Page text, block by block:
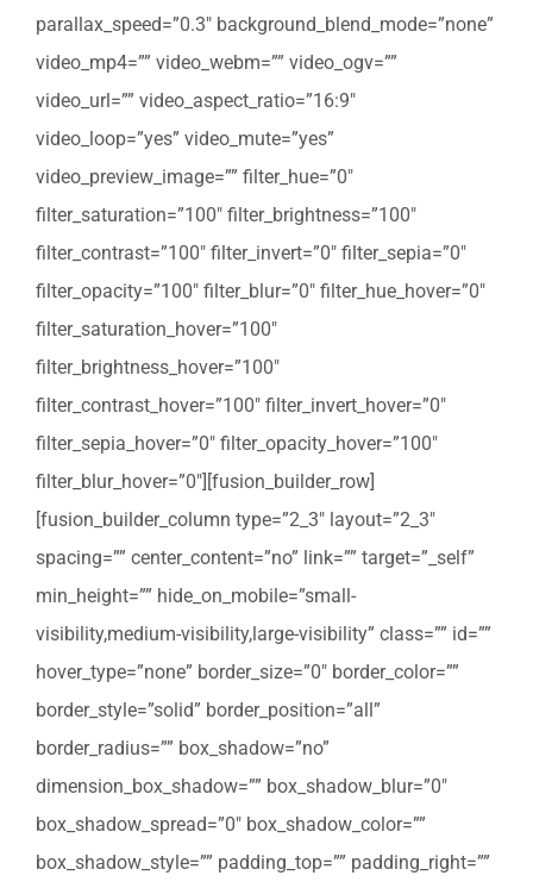
parallax_speed=”0.3″ background_blend_mode=”none”
video_mp4=”” video_webm=”” video_ogv=””
video_url=”” video_aspect_ratio=”16:9″
video_loop=”yes” video_mute=”yes”
video_preview_image=”” filter_hue=”0″
filter_saturation=”100″ filter_brightness=”100″
filter_contrast=”100″ filter_invert=”0″ filter_sepia=”0″
filter_opacity=”100″ filter_blur=”0″ filter_hue_hover=”0″
filter_saturation_hover=”100″
filter_brightness_hover=”100″
filter_contrast_hover=”100″ filter_invert_hover=”0″
filter_sepia_hover=”0″ filter_opacity_hover=”100″
filter_blur_hover=”0″][fusion_builder_row]
[fusion_builder_column type=”2_3″ layout=”2_3″
spacing=”” center_content=”no” link=”” target=”_self”
min_height=”” hide_on_mobile=”small-
visibility,medium-visibility,large-visibility” class=”” id=””
hover_type=”none” border_size=”0″ border_color=””
border_style=”solid” border_position=”all”
border_radius=”” box_shadow=”no”
dimension_box_shadow=”” box_shadow_blur=”0″
box_shadow_spread=”0″ box_shadow_color=””
box_shadow_style=”” padding_top=”” padding_right=””